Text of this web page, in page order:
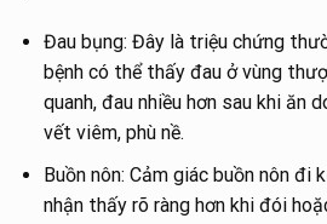
Đau bụng: Đây là triệu chứng
bệnh có thể thấy đau ở vùng
quanh, đau nhiều hơn sau khi ăn
vết viêm, phù nề.
Buồn nôn: Cảm giác buồn nôn đi
nhận thấy rõ ràng hơn khi đói